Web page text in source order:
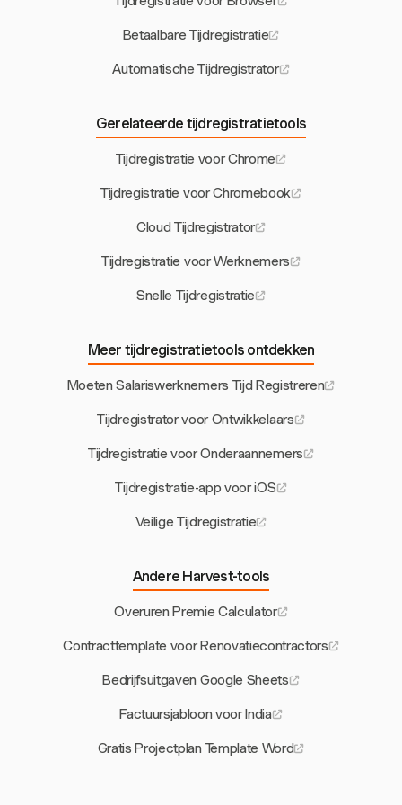
Betaalbare Tijdregistratie
Automatische Tijdregistrator
Gerelateerde tijdregistratietools
Tijdregistratie voor Chrome
Tijdregistratie voor Chromebook
Cloud Tijdregistrator
Tijdregistratie voor Werknemers
Snelle Tijdregistratie
Meer tijdregistratietools ontdekken
Moeten Salariswerknemers Tijd Registreren
Tijdregistrator voor Ontwikkelaars
Tijdregistratie voor Onderaannemers
Tijdregistratie-app voor iOS
Veilige Tijdregistratie
Andere Harvest-tools
Overuren Premie Calculator
Contracttemplate voor Renovatiecontractors
Bedrijfsuitgaven Google Sheets
Factuursjabloon voor India
Gratis Projectplan Template Word